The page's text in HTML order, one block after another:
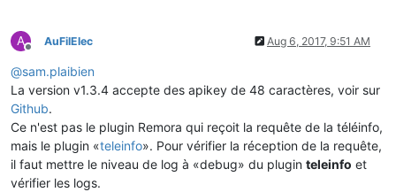
A
Offline
AuFilElec Aug 6, 2017, 9:51 AM
@sam.plaibien
La version v1.3.4 accepte des apikey de 48 caractères, voir sur
Github.
Ce n'est pas le plugin Remora qui reçoit la requête de la téléinfo,
mais le plugin «teleinfo». Pour vérifier la réception de la requête,
il faut mettre le niveau de log à «debug» du plugin teleinfo et
vérifier les logs.